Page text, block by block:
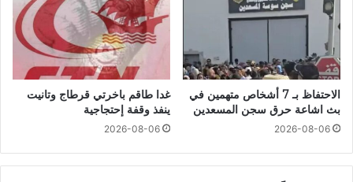
الاحتفاظ بـ 7 أشخاص متهمين في
بث اشاعة حرق سجن المسعدين
2026-08-06
غدا طاقم باخرتي قرطاج وتانيت
ينفذ وقفة إحتجاجية
2026-08-06